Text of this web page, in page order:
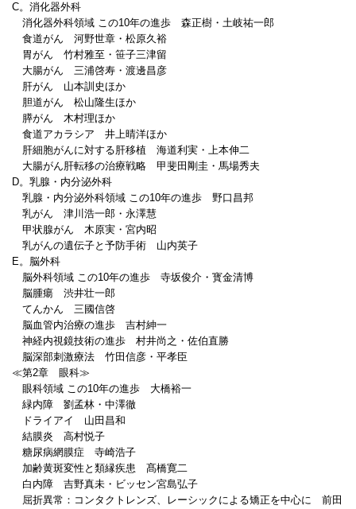
C。消化器外科
消化器外科領域 この10年の進歩 森正樹・土岐祐一郎
食道がん 河野世章・松原久裕
胃がん 竹村雅至・笹子三津留
大腸がん 三浦啓寿・渡邊昌彦
肝がん 山本訓史ほか
胆道がん 松山隆生ほか
膵がん 木村理ほか
食道アカラシア 井上晴洋ほか
肝細胞がんに対する肝移植 海道利実・上本伸二
大腸がん肝転移の治療戦略 甲斐田剛圭・馬場秀夫
D。乳腺・内分泌外科
乳腺・内分泌外科領域 この10年の進歩 野口昌邦
乳がん 津川浩一郎・永澤慧
甲状腺がん 木原実・宮内昭
乳がんの遺伝子と予防手術 山内英子
E。脳外科
脳外科領域 この10年の進歩 寺坂俊介・寳金清博
脳腫瘍 渋井壮一郎
てんかん 三國信啓
脳血管内治療の進歩 吉村紳一
神経内視鏡技術の進歩 村井尚之・佐伯直勝
脳深部刺激療法 竹田信彦・平孝臣
≪第2章 眼科≫
眼科領域 この10年の進歩 大橋裕一
緑内障 劉孟林・中澤徹
ドライアイ 山田昌和
結膜炎 高村悦子
糖尿病網膜症 寺崎浩子
加齢黄斑変性と類縁疾患 髙橋寛二
白内障 吉野真未・ビッセン宮島弘子
屈折異常：コンタクトレンズ、レーシックによる矯正を中心に 前田